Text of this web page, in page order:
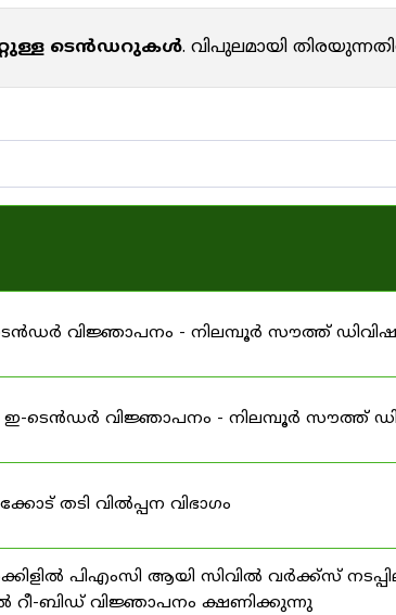
ടെൻഡറുകൾ. വിപുലമായി
വിജ്ഞാപനം - നിലമ്പൂർ സൗത്ത്
ടെൻഡർ വിജ്ഞാപനം - നിലമ്പൂർ സൗത്ത്
തടി വിൽപ്പന വിഭാഗം
പിഎംസി ആയി സിവിൽ വർക്ക്സ്
ബിഡ് വിജ്ഞാപനം ക്ഷണിക്കുന്നു